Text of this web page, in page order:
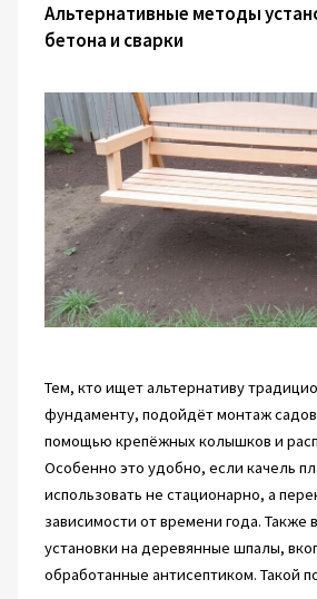
Альтернативные методы
бетона и сварки
Тем, кто ищет альтернативу
фундаменту, подойдёт монтаж
помощью крепёжных колышков и
Особенно это удобно, если качель
использовать не стационарно, а
зависимости от времени года. Также
установки на деревянные шпалы,
обработанные антисептиком. Такой